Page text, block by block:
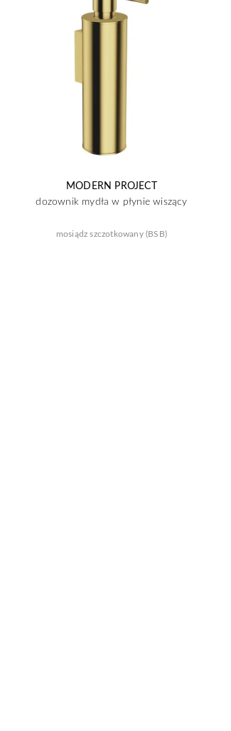
MODERN PROJECT
dozownik mydła w płynie wiszący
mosiądz szczotkowany (BSB)